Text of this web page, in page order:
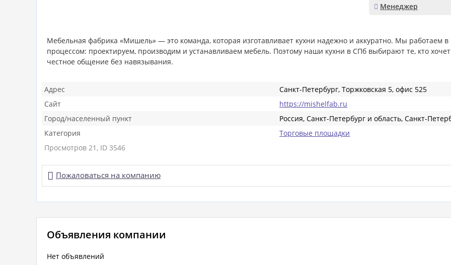
 Менеджер
Мебельная фабрика «Мишель» — это команда, которая изготавливает кухни надежно и аккуратно. Мы работаем
процессом: проектируем, производим и устанавливаем мебель. Поэтому наши кухни в СПб выбирают те, кто
честное общение без навязывания.
Адрес
Санкт-Петербург, Торжковская 5, офис 525
Сайт
https://mishelfab.ru
Город/населенный пункт
Россия, Санкт-Петербург и область, Санкт-
Категория
Торговые площадки
Просмотров 21, ID 3546
 Пожаловаться на компанию
Объявления компании
Нет объявлений